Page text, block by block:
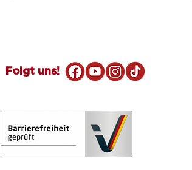
Volle Fahrt für die
Einbecker Oldtimertage
Folgt uns!